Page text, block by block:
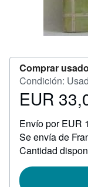
Comprar usado
Condición:
Precio
33,00
EUR
Envío por EUR
Se envía de
Cantidad